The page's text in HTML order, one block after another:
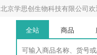
北京学思创生物科技有限公司欢
全站 商品